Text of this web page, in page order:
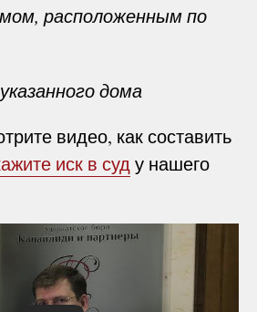
расположенным по
дома
видео, как составить
иск в суду нашего